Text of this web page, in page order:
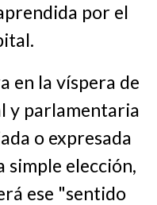
por el
en la víspera de
y parlamentaria
o expresada
simple elección,
ese "sentido